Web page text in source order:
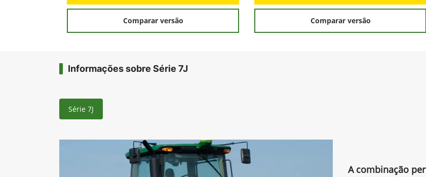
Comparar versão Comparar versão
Informações sobre Série 7J
Série 7J
A combinação